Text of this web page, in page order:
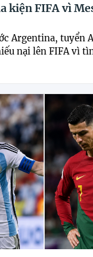
kiện FIFA vì
Argentina, tuyển
nại lên FIFA vì